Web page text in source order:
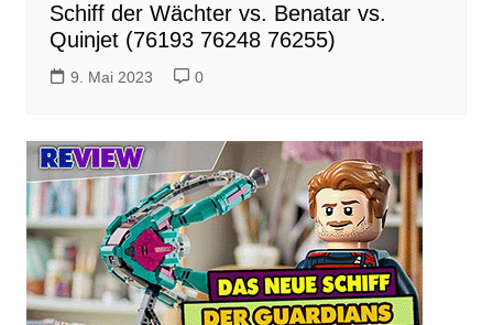
Schiff der Wächter vs. Benatar vs.
Quinjet (76193 76248 76255)
9. Mai 2023 0